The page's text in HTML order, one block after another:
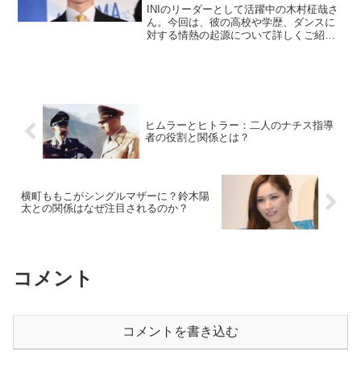
INIのリーダーとして活躍中の木村柾哉さ
ん。今回は、彼の高校や学歴、ダンスに
対する情熱の起源について詳しくご紹介
ヒムラーとヒトラー：二人のナチス指導
者の役割と関係とは？
横町ももこがシングルマザーに？鈴木陽
太との関係はなぜ注目されるのか？
コメント
コメントを書き込む